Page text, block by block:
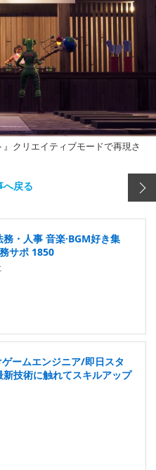
クリエイティブモードで再現さ
へ戻る
・人事 音楽·BGM好き集
サポ 1850
ームエンジニア/即日スタ
技術に触れてスキルアップ